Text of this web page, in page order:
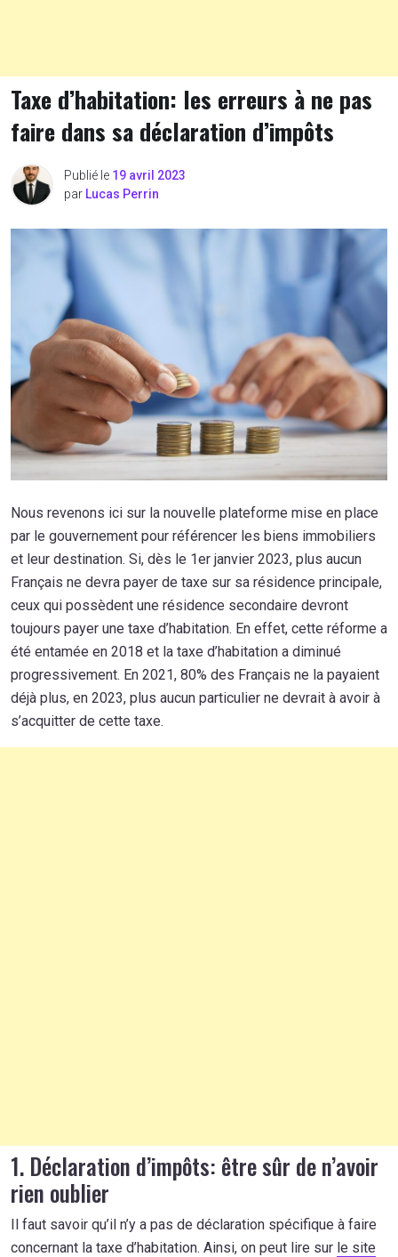
Taxe d’habitation: les erreurs à ne pas
faire dans sa déclaration d’impôts
Publié le 19 avril 2023
par Lucas Perrin
Nous revenons ici sur la nouvelle plateforme mise en place
par le gouvernement pour référencer les biens immobiliers
et leur destination. Si, dès le 1er janvier 2023, plus aucun
Français ne devra payer de taxe sur sa résidence principale,
ceux qui possèdent une résidence secondaire devront
toujours payer une taxe d’habitation. En effet, cette réforme a
été entamée en 2018 et la taxe d’habitation a diminué
progressivement. En 2021, 80% des Français ne la payaient
déjà plus, en 2023, plus aucun particulier ne devrait à avoir à
s’acquitter de cette taxe.
1. Déclaration d’impôts: être sûr de n’avoir
rien oublier
Il faut savoir qu’il n’y a pas de déclaration spécifique à faire
concernant la taxe d’habitation. Ainsi, on peut lire sur le site